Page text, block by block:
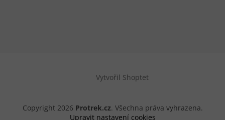
Vytvořil Shoptet
Copyright 2026 Protrek.cz. Všechna práva vyhrazena.
Upravit nastavení cookies